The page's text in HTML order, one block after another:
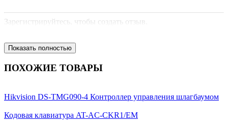
Зарегистрируйтесь, чтобы создать отзыв.
Показать полностью
ПОХОЖИЕ ТОВАРЫ
Hikvision DS-TMG090-4 Контроллер управления шлагбаумом
Кодовая клавиатура AT-AC-CKR1/ЕМ